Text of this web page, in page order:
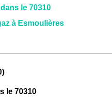
le 70310
à Esmoulières
le 70310